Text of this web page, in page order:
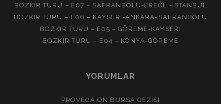
BOZKIR TURU – E07 – SAFRANBOLU-EREĞLI-İSTANBUL
BOZKIR TURU – E06 – KAYSERI-ANKARA-SAFRANBOLU
BOZKIR TURU – E05 – GÖREME-KAYSERI
BOZKIR TURU – E04 – KONYA-GÖREME
YORUMLAR
PROVEGA ON BURSA GEZISI